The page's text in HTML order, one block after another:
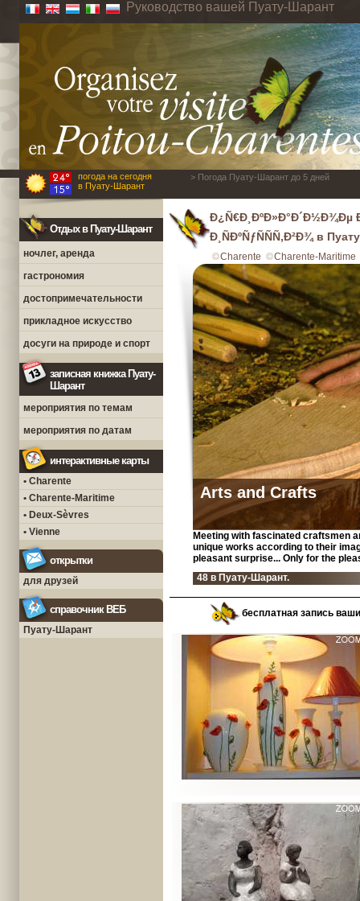
Руководство вашей Пуату-Шарант
погода на сегодня
в Пуату-Шарант
> Погода Пуату-Шарант до 5 дней
Отдых в Пуату-Шарант
ночлег, аренда
гастрономия
достопримечательности
прикладное искусство
досуги на природе и спорт
записная книжка Пуату-
Шарант
мероприятия по темам
мероприятия по датам
интерактивные карты
• Charente
• Charente-Maritime
• Deux-Sèvres
• Vienne
открытки
для друзей
справочник ВЕБ
Пуату-Шарант
Ð¿Ñ€Ð¸ÐºÐ»Ð°Ð´Ð½Ð¾Ðµ
Ð¸ÑÐºÑƒÑÑÑ‚Ð²Ð¾ в
Charente Charente-Maritime
Arts and Crafts
Meeting with fascinated craftsmen
unique works according to their
pleasant surprise... Only for the
48 в Пуату-Шарант.
бесплатная запись